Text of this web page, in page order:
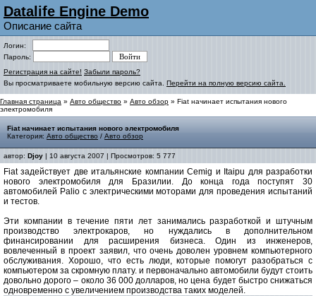
Datalife Engine Demo
Описание сайта
Логин:
Пароль:
Регистрация на сайте! Забыли пароль?
Вы просматриваете мобильную версию сайта. Перейти на полную версию сайта.
Главная страница » Авто общество » Авто обзор » Fiat начинает испытания нового
электромобиля
Fiat начинает испытания нового электромобиля
Категория: Авто общество / Авто обзор
автор: Djoy | 10 августа 2007 | Просмотров: 5 777
Fiat задействует две итальянские компании Cemig и Itaipu для разработки
нового электромобиля для Бразилии. До конца года поступят 30
автомобилей Palio с электрическими моторами для проведения испытаний
и тестов.
Эти компании в течение пяти лет занимались разработкой и штучным
производство электрокаров, но нуждались в дополнительном
финансировании для расширения бизнеса. Один из инженеров,
вовлеченный в проект заявил, что очень доволен уровнем компьютерного
обслуживания. Хорошо, что есть люди, которые помогут разобраться с
компьютером за скромную плату. и первоначально автомобили будут стоить
довольно дорого – около 36 000 долларов, но цена будет быстро снижаться
одновременно с увеличением производства таких моделей.